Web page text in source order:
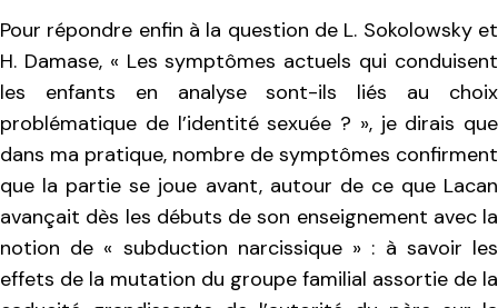
Pour répondre enfin à la question de L. Sokolowsky et
H. Damase, « Les symptômes actuels qui conduisent
les enfants en analyse sont-ils liés au choix
problématique de l’identité sexuée ? », je dirais que
dans ma pratique, nombre de symptômes confirment
que la partie se joue avant, autour de ce que Lacan
avançait dès les débuts de son enseignement avec la
notion de « subduction narcissique » : à savoir les
effets de la mutation du groupe familial assortie de la